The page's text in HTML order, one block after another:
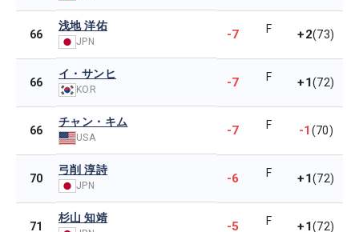
66
浅地 洋佑
JPN -7 F +2(73)
66
イ・サンヒ
KOR -7 F +1(72)
66
チャン・キム
USA -7 F -1(70)
70
弓削 淳詩
JPN -6 F +1(72)
71
杉山 知靖
-5 F +1(72)